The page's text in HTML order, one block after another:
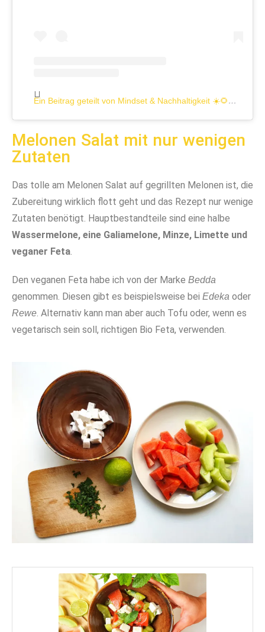
Ein Beitrag geteilt von Mindset & Nachhaltigkeit ☀️🌻💛 (@vonwenigerundmorgen)
Melonen Salat mit nur wenigen
Zutaten
Das tolle am Melonen Salat auf gegrillten Melonen ist, die
Zubereitung wirklich flott geht und das Rezept nur wenige
Zutaten benötigt. Hauptbestandteile sind eine halbe
Wassermelone, eine Galiamelone, Minze, Limette und
veganer Feta.
Den veganen Feta habe ich von der Marke Bedda
genommen. Diesen gibt es beispielsweise bei Edeka oder
Rewe. Alternativ kann man aber auch Tofu oder, wenn es
vegetarisch sein soll, richtigen Bio Feta, verwenden.